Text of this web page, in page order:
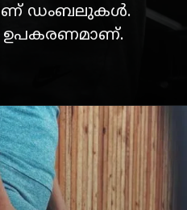
ഡംബലുകൾ.